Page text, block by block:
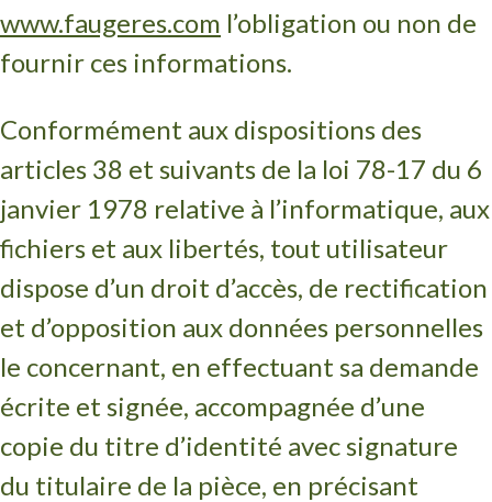
www.faugeres.com l’obligation ou non de
fournir ces informations.
Conformément aux dispositions des
articles 38 et suivants de la loi 78-17 du 6
janvier 1978 relative à l’informatique, aux
fichiers et aux libertés, tout utilisateur
dispose d’un droit d’accès, de rectification
et d’opposition aux données personnelles
le concernant, en effectuant sa demande
écrite et signée, accompagnée d’une
copie du titre d’identité avec signature
du titulaire de la pièce, en précisant